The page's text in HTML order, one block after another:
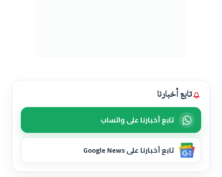
تابع أخبارنا
تابع أخبارنا على واتساب
تابع أخبارنا على Google News